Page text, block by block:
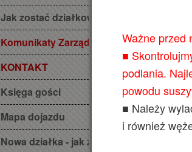
Jak zostać działkowcem ? Przydatne
Komunikaty Zarządu
KONTAKT
Księga gości
Mapa dojazdu
Nowa działka - jak zaplanować?
Ważne przed
■
podlania.
powodu
■ Należy
i również